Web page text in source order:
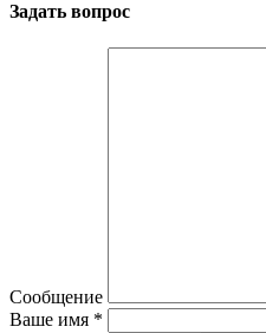
Задать вопрос
Сообщение
Ваше имя *